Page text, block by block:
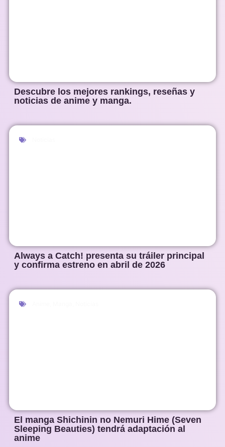
Descubre los mejores rankings, reseñas y
noticias de anime y manga.
Always a Catch! presenta su tráiler principal
y confirma estreno en abril de 2026
El manga Shichinin no Nemuri Hime (Seven
Sleeping Beauties) tendrá adaptación al
anime